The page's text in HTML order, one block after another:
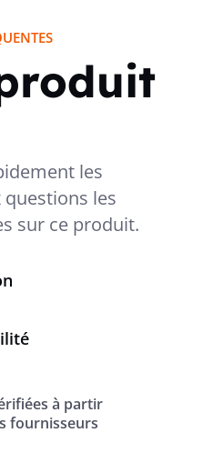
les
les
sur ce produit.
à partir
fournisseurs